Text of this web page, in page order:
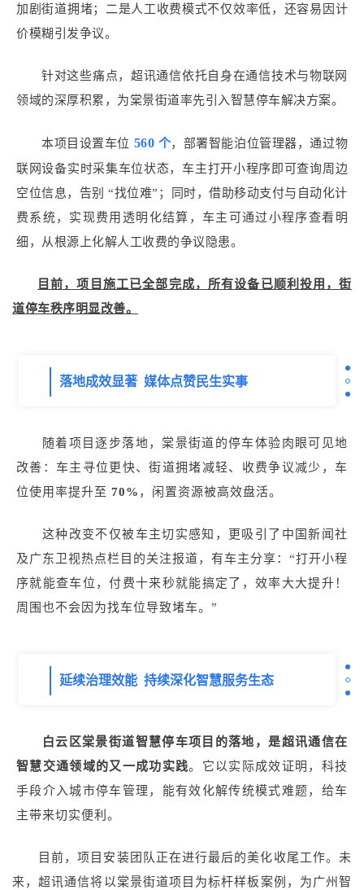
加剧街道拥堵；二是人工收费模式不仅效率低，还容易因计
价模糊引发争议。
针对这些痛点，超讯通信依托自身在通信技术与物联网
领域的深厚积累，为棠景街道率先引入智慧停车解决方案。
本项目设置车位 560 个，部署智能泊位管理器，通过物
联网设备实时采集车位状态，车主打开小程序即可查询周边
空位信息，告别 “找位难”；同时，借助移动支付与自动化计
费系统，实现费用透明化结算，车主可通过小程序查看明
细，从根源上化解人工收费的争议隐患。
目前，项目施工已全部完成，所有设备已顺利投用，街
道停车秩序明显改善。
落地成效显著 媒体点赞民生实事
随着项目逐步落地，棠景街道的停车体验肉眼可见地
改善：车主寻位更快、街道拥堵减轻、收费争议减少，车
位使用率提升至 70% ，闲置资源被高效盘活。
这种改变不仅被车主切实感知，更吸引了中国新闻社
及广东卫视热点栏目的关注报道，有车主分享：“打开小程
序就能查车位，付费十来秒就能搞定了，效率大大提升！
周围也不会因为找车位导致堵车。”
延续治理效能 持续深化智慧服务生态
白云区棠景街道智慧停车项目的落地，是超讯通信在
智慧交通领域的又一成功实践。它以实际成效证明，科技
手段介入城市停车管理，能有效化解传统模式难题，给车
主带来切实便利。
目前，项目安装团队正在进行最后的美化收尾工作。未
来，超讯通信将以棠景街道项目为标杆样板案例，为广州智